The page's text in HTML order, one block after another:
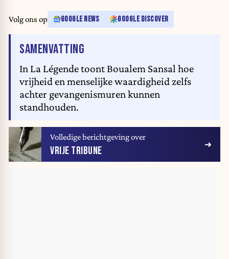
Volg ons op GOOGLE NEWS GOOGLE DISCOVER
SAMENVATTING
In La Légende toont Boualem Sansal hoe
vrijheid en menselijke waardigheid zelfs
achter gevangenismuren kunnen
standhouden.
Volledige berichtgeving over
VRIJE TRIBUNE